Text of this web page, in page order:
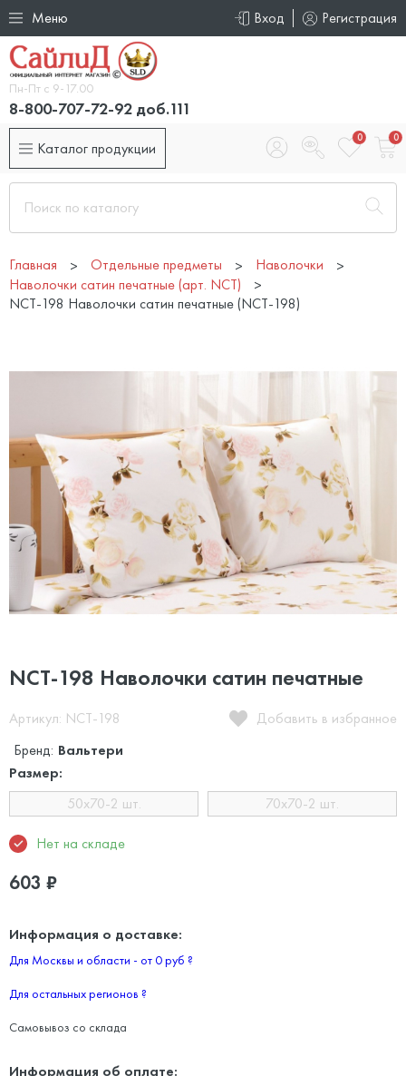
Меню Вход Регистрация
Пн-Пт с 9-17.00
8-800-707-72-92 доб.111
Каталог продукции
0 0
Главная Отдельные предметы
Наволочки
Наволочки сатин печатные (арт. NCT)
NCT-198 Наволочки сатин печатные (NCT-198)
NCT-198 Наволочки сатин печатные
Артикул: NCT-198
Добавить в избранное
Бренд: Вальтери
Размер:
50x70-2 шт.
70x70-2 шт.
Нет на складе
603 ₽
Информация о доставке:
Для Москвы и области - от 0 руб ?
Для остальных регионов ?
Самовывоз со склада
Информация об оплате: